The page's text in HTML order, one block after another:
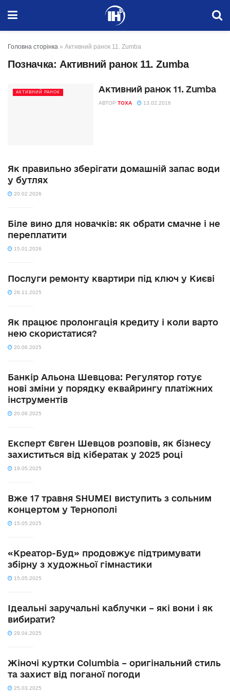
Головна сторінка » Активний ранок 11. Zumba
Позначка: Активний ранок 11. Zumba
АКТИВНИЙ РАНОК Активний ранок 11. Zumba
АВТОР TOXA 13.02.2016
Як правильно зберігати домашній запас води
у бутлях
20.02.2026
Біле вино для новачків: як обрати смачне і не
переплатити
15.01.2026
Послуги ремонту квартири під ключ у Києві
26.11.2025
Як працює пролонгація кредиту і коли варто
нею скористатися?
20.06.2025
Банкір Альона Шевцова: Регулятор готує
нові зміни у порядку еквайрингу платіжних
інструментів
20.06.2025
Експерт Євген Шевцов розповів, як бізнесу
захиститься від кібератак у 2025 році
19.05.2025
Вже 17 травня SHUMEI виступить з сольним
концертом у Тернополі
15.05.2025
«Креатор-Буд» продовжує підтримувати
збірну з художньої гімнастики
15.05.2025
Ідеальні заручальні каблучки – які вони і як
вибирати?
29.04.2025
Жіночі куртки Columbia – оригінальний стиль
та захист від поганої погоди
25.03.2025